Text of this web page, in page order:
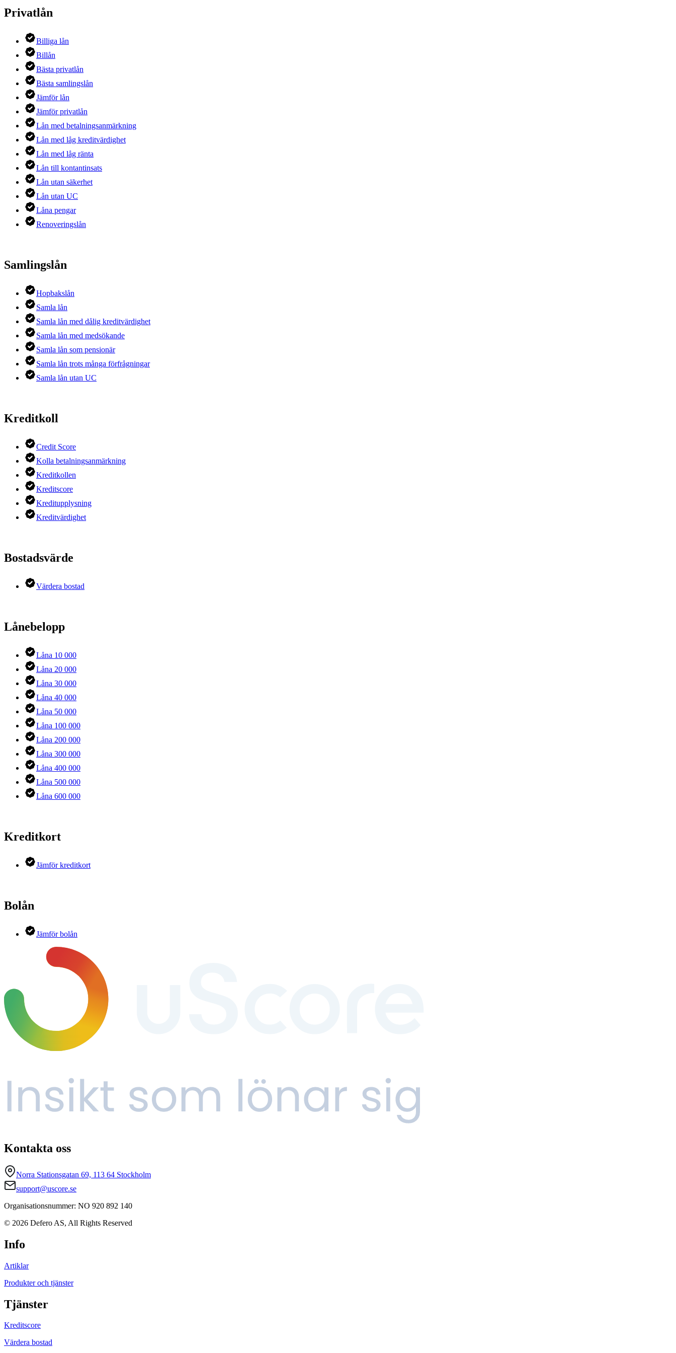
Privatlån
Billiga lån
Billån
Bästa privatlån
Bästa samlingslån
Jämför lån
Jämför privatlån
Lån med betalningsanmärkning
Lån med låg kreditvärdighet
Lån med låg ränta
Lån till kontantinsats
Lån utan säkerhet
Lån utan UC
Låna pengar
Renoveringslån
Samlingslån
Hopbakslån
Samla lån
Samla lån med dålig kreditvärdighet
Samla lån med medsökande
Samla lån som pensionär
Samla lån trots många förfrågningar
Samla lån utan UC
Kreditkoll
Credit Score
Kolla betalningsanmärkning
Kreditkollen
Kreditscore
Kreditupplysning
Kreditvärdighet
Bostadsvärde
Värdera bostad
Lånebelopp
Låna 10 000
Låna 20 000
Låna 30 000
Låna 40 000
Låna 50 000
Låna 100 000
Låna 200 000
Låna 300 000
Låna 400 000
Låna 500 000
Låna 600 000
Kreditkort
Jämför kreditkort
Bolån
Jämför bolån
Kontakta oss
Norra Stationsgatan 69, 113 64 Stockholm
support@uscore.se
Organisationsnummer: NO 920 892 140
© 2026 Defero AS, All Rights Reserved
Info
Artiklar
Produkter och tjänster
Tjänster
Kreditscore
Värdera bostad